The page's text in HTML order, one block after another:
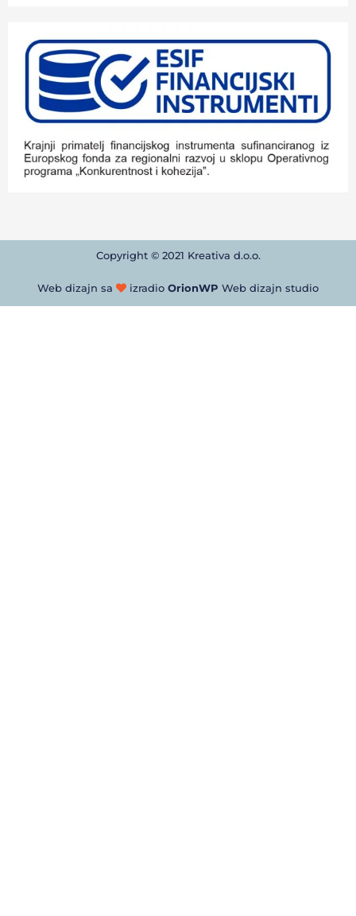
Copyright © 2021 Kreativa d.o.o.
Web dizajn sa izradio OrionWP Web dizajn studio